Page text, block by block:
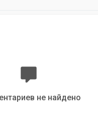
не найдено